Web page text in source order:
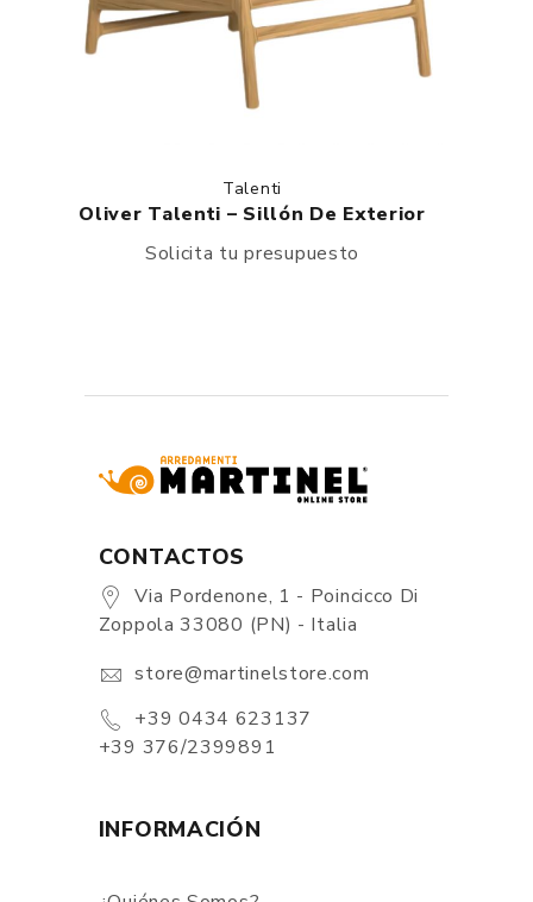
Talenti
Oliver Talenti – Sillón De Exterior
Solicita tu presupuesto
CONTACTOS
Via Pordenone, 1 - Poincicco Di
Zoppola 33080 (PN) - Italia
store@martinelstore.com
+39 0434 623137
+39 376/2399891
INFORMACIÓN